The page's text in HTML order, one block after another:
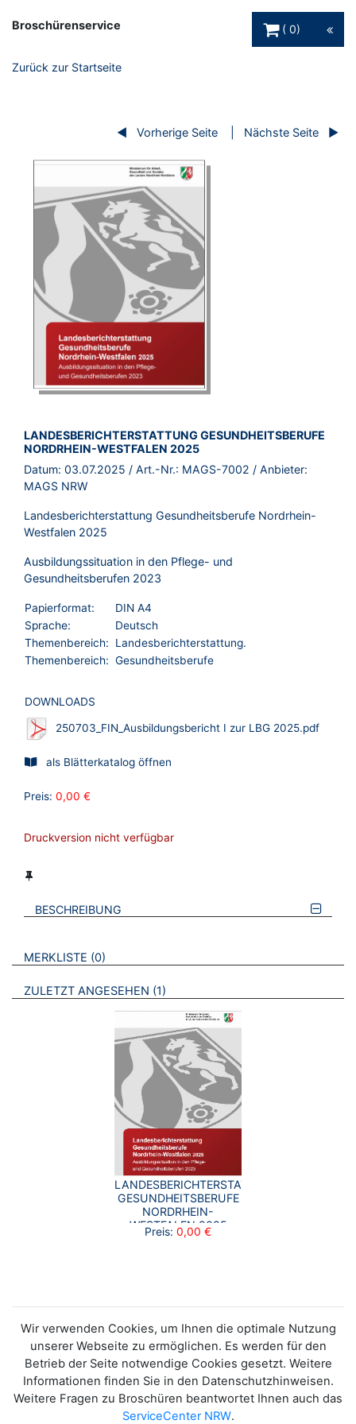
Broschürenservice
0
Zurück zur Startseite
Vorherige Seite Nächste Seite
BROSCHÜRE:
LANDESBERICHTERSTATTUNG GESUNDHEITSBERUFE
NORDRHEIN-WESTFALEN 2025
Datum: 03.07.2025 / Art.-Nr.: MAGS-7002 / Anbieter:
MAGS NRW
Landesberichterstattung Gesundheitsberufe Nordrhein-
Westfalen 2025
Ausbildungssituation in den Pflege- und
Gesundheitsberufen 2023
Papierformat:
DIN A4
Sprache:
Deutsch
Themenbereich:
Landesberichterstattung.
Themenbereich: Gesundheitsberufe
DOWNLOADS
250703_FIN_Ausbildungsbericht I zur LBG 2025.pdf
als Blätterkatalog öffnen
Preis: 0,00 €
Druckversion nicht verfügbar
BESCHREIBUNG
VERWEISE AUF VERMERKTE- ODER ZULETZT ANGESEHENE
MERKLISTE 0 BROSCHÜREN
ZULETZT ANGESEHEN 1 BROSCHÜREN
LANDESBERICHTERSTATTUNG
GESUNDHEITSBERUFE
NORDRHEIN-
WESTFALEN 2025
Preis: 0,00 €
Wir verwenden Cookies, um Ihnen die optimale Nutzung
unserer Webseite zu ermöglichen. Es werden für den
Betrieb der Seite notwendige Cookies gesetzt. Weitere
Informationen finden Sie in den Datenschutzhinweisen.
Weitere Fragen zu Broschüren beantwortet Ihnen auch das
ServiceCenter NRW.